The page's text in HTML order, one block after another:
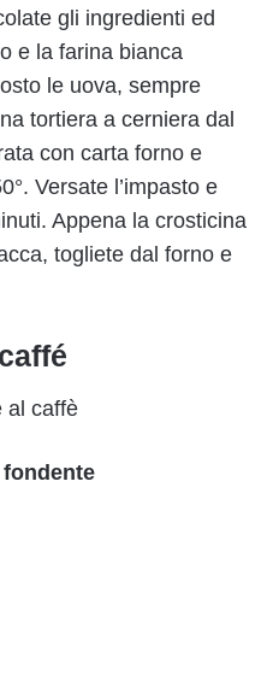
gli ingredienti ed
e la farina bianca
le uova, sempre
tortiera a cerniera dal
con carta forno e
Versate l’impasto e
Appena la crosticina
togliete dal forno e
al caffè